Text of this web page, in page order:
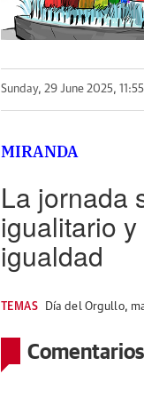
Sunday, 29 June 2025, 11:55
MIRANDA
La jornada
igualitario
igualdad
TEMAS Día del Orgullo,
Comentarios